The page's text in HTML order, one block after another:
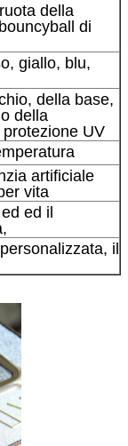
della
di
giallo, blu,
della base,
della
UV
artificiale
vita
ed il
il